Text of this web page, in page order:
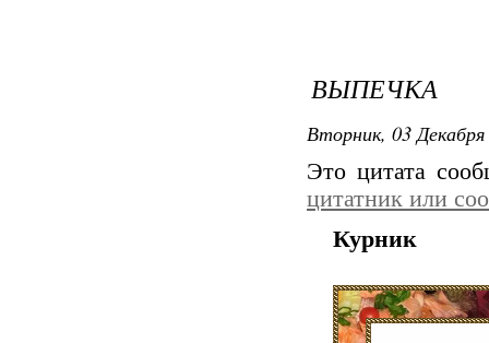
ВЫПЕЧКА
Вторник, 03
Это цитата
цитатник или
Курник